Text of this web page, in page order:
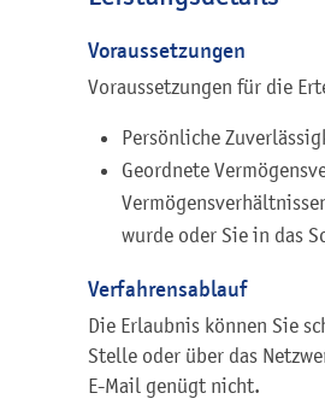
Voraussetzungen
Voraussetzungen für die
Persönliche
Geordnete
wurde oder Sie in das
Verfahrensablauf
Die Erlaubnis können Sie
Stelle oder über das
E-Mail genügt nicht.